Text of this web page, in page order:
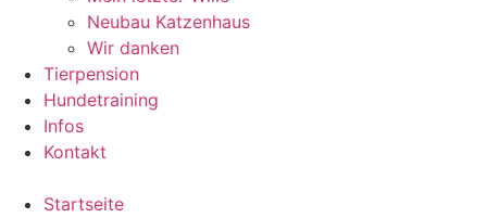
Neubau Katzenhaus
Wir danken
Tierpension
Hundetraining
Infos
Kontakt
Startseite